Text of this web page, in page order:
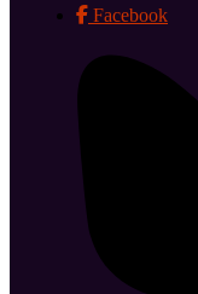
Facebook